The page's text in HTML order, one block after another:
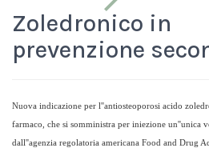
Zoledronico in
prevenzione
Nuova indicazione per l''antiosteoporosi acido
farmaco, che si somministra per iniezione un''unica
dall''agenzia regolatoria americana Food and Drug